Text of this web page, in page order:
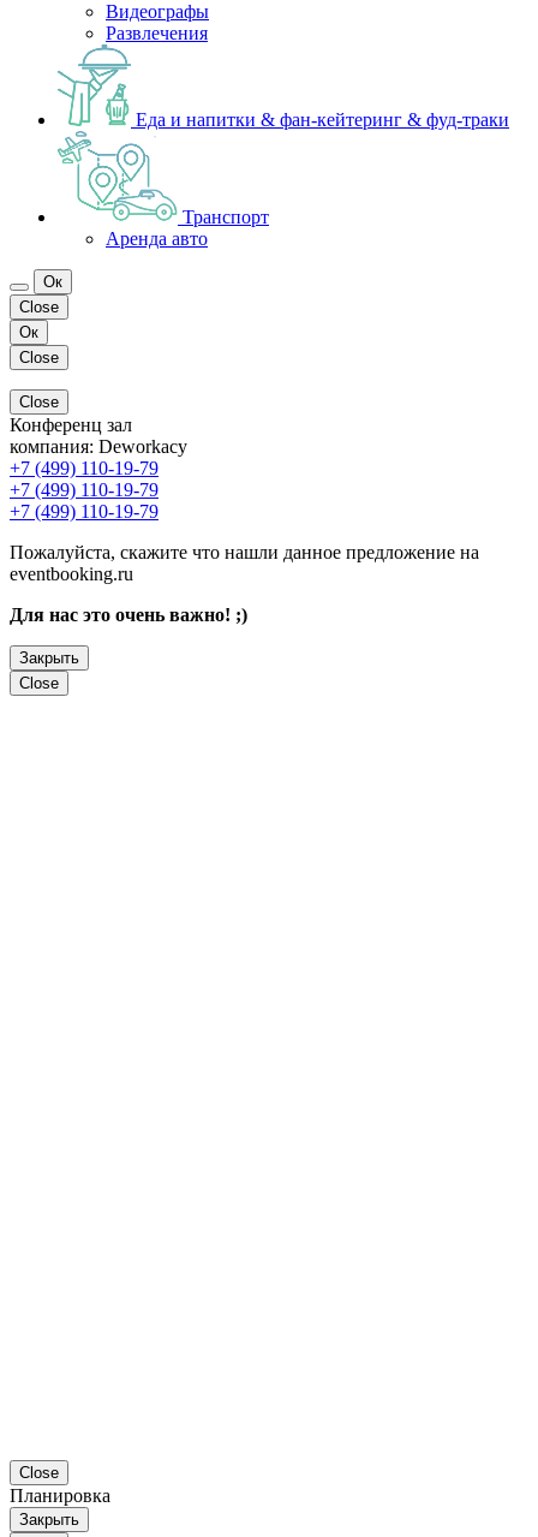
Видеографы
Развлечения
Еда и напитки & фан-кейтеринг & фуд-траки
Транспорт
Аренда авто
Ок
Close
Ок
Close
Close
Конференц зал
компания: Deworkacy
+7 (499) 110-19-79
+7 (499) 110-19-79
+7 (499) 110-19-79
Пожалуйста, скажите что нашли данное предложение на
eventbooking.ru
Для нас это очень важно! ;)
Закрыть
Close
Close
Планировка
Закрыть